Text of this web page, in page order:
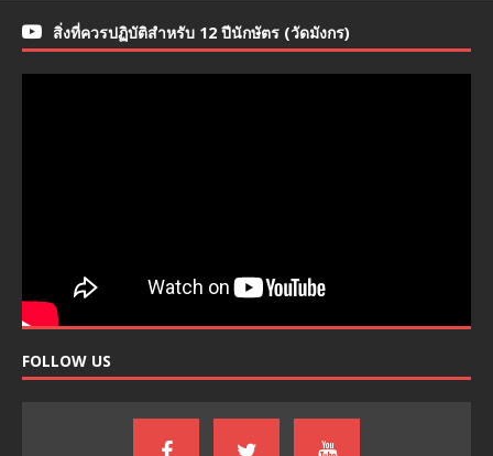
สิ่งที่ควรปฏิบัติสำหรับ 12 ปีนักษัตร (วัดมังกร)
FOLLOW US